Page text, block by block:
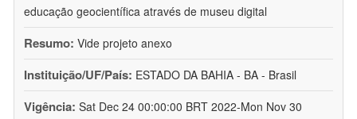
educação geocientífica através de museu digital
Resumo: Vide projeto anexo
Instituição/UF/País: ESTADO DA BAHIA - BA - Brasil
Vigência: Sat Dec 24 00:00:00 BRT 2022-Mon Nov 30